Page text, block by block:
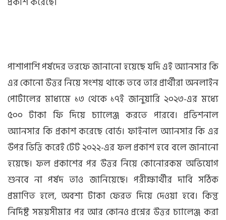
পাশাপাশি পর্ষদের তরফে জানানো হয়েছে যদি এই অ্যানসার কি
এর কোনো উত্তর নিয়ে সংশয় থাকে তবে তার প্রার্থীরা অনলাইন
পোর্টালের মাধ্যমে ১৩ থেকে ১৭ই জানুয়ারি ২০২৩-এর মধ্যে
৫০০ টাকা ফি দিয়ে চ্যালেঞ্জ করতে পারবে। প্রভিশনাল
অ্যানসার কি প্রকাশ করেছে বোর্ড। ফাইনাল অ্যানসার কি এর
উপর ভিত্তি করেই টেট ২০২২-এর ফল প্রকাশ হবে বলে জানানো
হয়েছে। ফল প্রকাশের পর উত্তর নিয়ে কোনোরকম অভিযোগ
শুনবে না পর্ষদ তাও জানিয়েছে। পরীক্ষার্থীর দাবি সঠিক
প্রমাণিত হলে, অবশ্য টাকা ফেরত দিয়ে দেওয়া হবে। কিন্তু
নির্দিষ্ট সময়সীমার পর আর কোনও প্রশ্নের উত্তর চ্যালেঞ্জ করা